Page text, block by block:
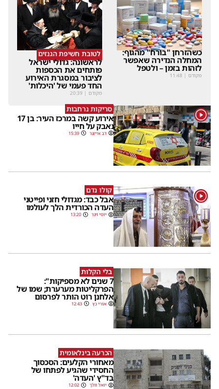
כשהזרחן "בורח" מהגוף:
המחלה הנדירה שאפשר
לזהות בזמן – ולטפל
מקודם |
11:48
לטובת חשיפת הגנזים
לראשונה: גדולי ישראל
פותחים את הכספות
לציבור במסגרת האירוע
החד פעמי של 'היכלות'
מקודם |
20:39
1 סריקות נרחבות
אירוע קשה במרכז העיר: בן 17
נאבק על חייו
דב אייזנר 15:39
1 קולו נדם
אבל כבד: מגדולי חזני ופייטני
העדה הכורדית הלך לעולמו
יוסי וינר 13:20
בלי הקלות
7 שנים לא מספיקות":
הפרקליטות מערערת; שמו של
אלחנן רוט הותר לפרסום
אורי כץ 12:43
הכרעה בינלאומית
מאחורי הקלעים: הסכסוך
החסידי שהגיע לפתחו של
בד"ץ 'העדה'
יואל וולך 12:02